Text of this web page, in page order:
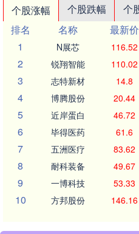
个股涨幅 个股跌幅 个
排名
名称 最新价
1
N展芯 116.52
2 锐翔智能 110.02
3 志特新材 14.8
4 博腾股份 20.44
5 近岸蛋白 46.72
6 毕得医药 61.6
7 五洲医疗 83.62
8 耐科装备 49.67
9 一博科技 53.33
10 方邦股份 146.16